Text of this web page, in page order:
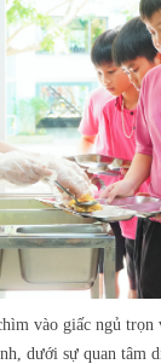
vào giấc ngủ trọn
dưới sự quan tâm